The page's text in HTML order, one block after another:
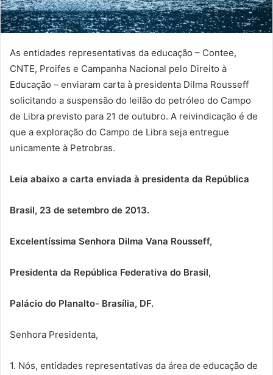
As entidades representativas da educação – Contee,
CNTE, Proifes e Campanha Nacional pelo Direito à
Educação – enviaram carta à presidenta Dilma Rousseff
solicitando a suspensão do leilão do petróleo do Campo
de Libra previsto para 21 de outubro. A reivindicação é de
que a exploração do Campo de Libra seja entregue
unicamente à Petrobras.
Leia abaixo a carta enviada à presidenta da República
Brasil, 23 de setembro de 2013.
Excelentíssima Senhora Dilma Vana Rousseff,
Presidenta da República Federativa do Brasil,
Palácio do Planalto- Brasília, DF.
Senhora Presidenta,
1. Nós, entidades representativas da área de educação de